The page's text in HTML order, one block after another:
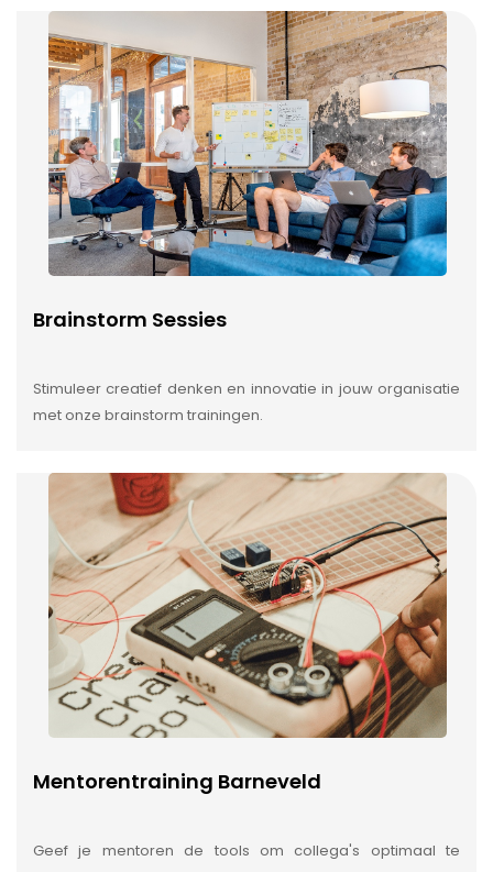
Brainstorm Sessies
Stimuleer creatief denken en innovatie in jouw organisatie
met onze brainstorm trainingen.
Mentorentraining Barneveld
Geef je mentoren de tools om collega's optimaal te